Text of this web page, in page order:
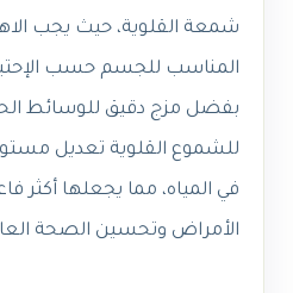
شمعة القلوية، حيث يجب
المناسب للجسم حسب
بفضل مزج دقيق للوسائط
للشموع القلوية تعديل
في المياه، مما يجعلها أكثر
الأمراض وتحسين الصحة